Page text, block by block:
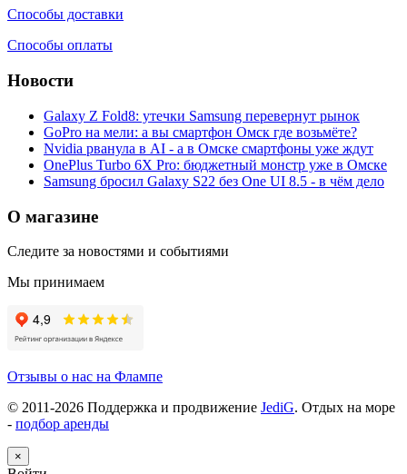
Способы доставки
Способы оплаты
Новости
Galaxy Z Fold8: утечки Samsung перевернут рынок
GoPro на мели: а вы смартфон Омск где возьмёте?
Nvidia рванула в AI - а в Омске смартфоны уже ждут
OnePlus Turbo 6X Pro: бюджетный монстр уже в Омске
Samsung бросил Galaxy S22 без One UI 8.5 - в чём дело
О магазине
Следите за новостями и событиями
Мы принимаем
Отзывы о нас на Флампе
© 2011-2026 Поддержка и продвижение JediG. Отдых на море
- подбор аренды
×